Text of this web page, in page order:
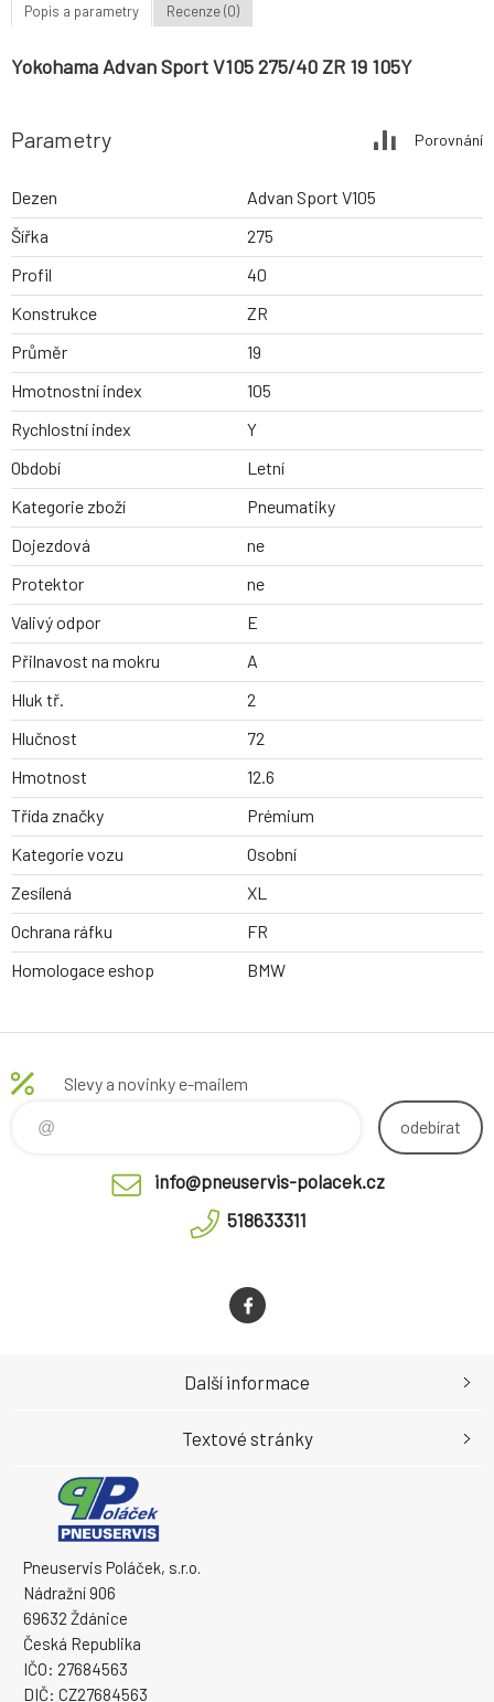
Popis a parametry Recenze (0)
Yokohama Advan Sport V105 275/40 ZR 19 105Y
Parametry Porovnání
Dezen
Advan Sport V105
Šířka
275
Profil
40
Konstrukce
ZR
Průměr
19
Hmotnostní index
105
Rychlostní index
Y
Období
Letní
Kategorie zboží
Pneumatiky
Dojezdová
ne
Protektor
ne
Valivý odpor
E
Přilnavost na mokru
A
Hluk tř.
2
Hlučnost
72
Hmotnost
12.6
Třída značky
Prémium
Kategorie vozu
Osobní
Zesílená
XL
Ochrana ráfku
FR
Homologace eshop
BMW
Slevy a novinky e-mailem
odebírat
info@pneuservis-polacek.cz
518633311
Pneuservis Poláček, s.r.o.
Nádražní 906
69632 Ždánice
Česká Republika
IČO: 27684563
DIČ: CZ27684563
Další informace
Textové stránky